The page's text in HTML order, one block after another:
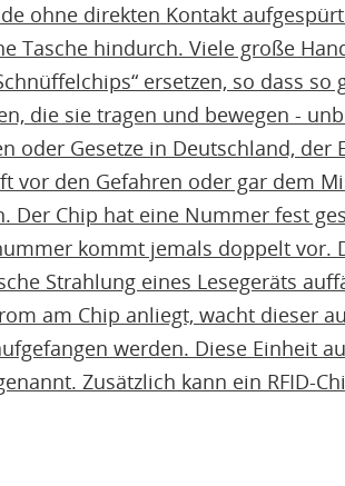
ohne direkten Kontakt
Tasche hindurch. Viele große
ersetzen, so dass so
die sie tragen und bewegen -
oder Gesetze in Deutschland, der
vor den Gefahren oder gar dem
Der Chip hat eine Nummer fest
kommt jemals doppelt vor.
Strahlung eines Lesegeräts
am Chip anliegt, wacht dieser
werden. Diese Einheit
Zusätzlich kann ein RFID-